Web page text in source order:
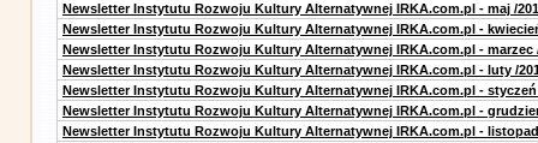
Newsletter Instytutu Rozwoju Kultury Alternatywnej IRKA.com.pl - maj /
Newsletter Instytutu Rozwoju Kultury Alternatywnej IRKA.com.pl -
Newsletter Instytutu Rozwoju Kultury Alternatywnej IRKA.com.pl - marzec
Newsletter Instytutu Rozwoju Kultury Alternatywnej IRKA.com.pl - luty /
Newsletter Instytutu Rozwoju Kultury Alternatywnej IRKA.com.pl - styczeń
Newsletter Instytutu Rozwoju Kultury Alternatywnej IRKA.com.pl -
Newsletter Instytutu Rozwoju Kultury Alternatywnej IRKA.com.pl - listopad